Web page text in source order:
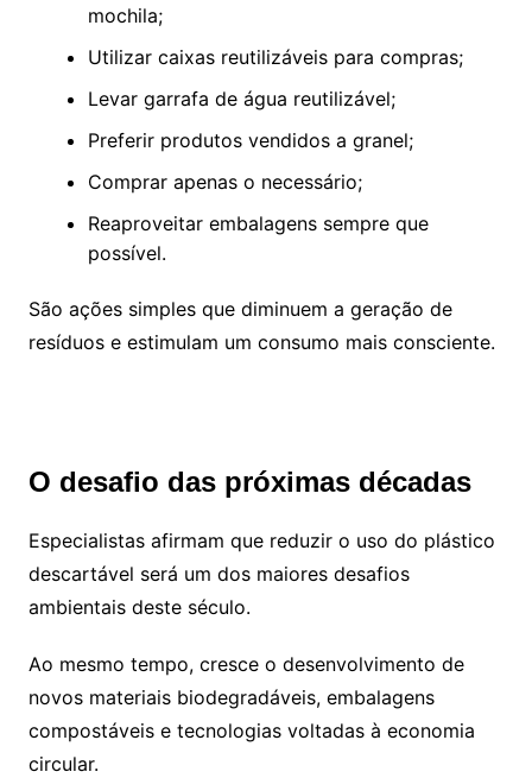
mochila;
Utilizar caixas reutilizáveis para compras;
Levar garrafa de água reutilizável;
Preferir produtos vendidos a granel;
Comprar apenas o necessário;
Reaproveitar embalagens sempre que
possível.
São ações simples que diminuem a geração de
resíduos e estimulam um consumo mais consciente.
O desafio das próximas décadas
Especialistas afirmam que reduzir o uso do plástico
descartável será um dos maiores desafios
ambientais deste século.
Ao mesmo tempo, cresce o desenvolvimento de
novos materiais biodegradáveis, embalagens
compostáveis e tecnologias voltadas à economia
circular.